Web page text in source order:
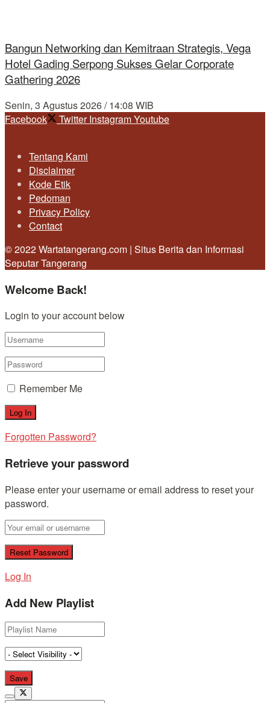
Bangun Networking dan Kemitraan Strategis, Vega
Hotel Gading Serpong Sukses Gelar Corporate
Gathering 2026
Senin, 3 Agustus 2026 / 14:08 WIB
Facebook
Twitter InstagramYoutube
Tentang Kami
Disclaimer
Kode Etik
Pedoman
Privacy Policy
Contact
© 2022 Wartatangerang.com | Situs Berita dan Informasi
Seputar Tangerang
Welcome Back!
Login to your account below
Remember Me
Forgotten Password?
Retrieve your password
Please enter your username or email address to reset your
password.
Log In
Add New Playlist